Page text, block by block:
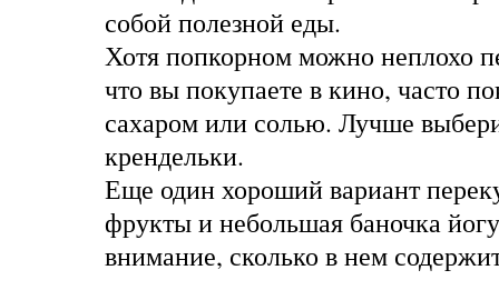
собой полезной еды.
Хотя попкорном можно неплохо
что вы покупаете в кино, часто
сахаром или солью. Лучше
крендельки.
Еще один хороший вариант
фрукты и небольшая баночка
внимание, сколько в нем